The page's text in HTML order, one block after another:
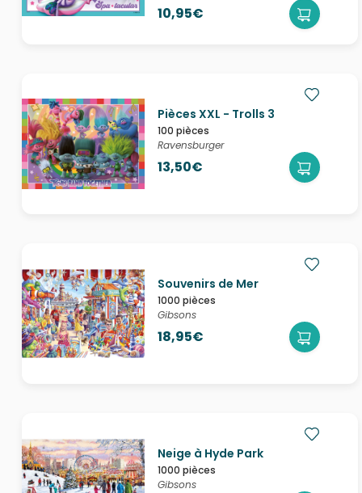
10,95€
Pièces XXL - Trolls 3
100 pièces
Ravensburger
13,50€
Souvenirs de Mer
1000 pièces
Gibsons
18,95€
Neige à Hyde Park
1000 pièces
Gibsons